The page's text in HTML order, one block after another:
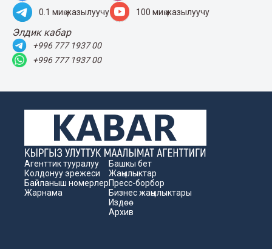
0.1 миң жазылуучу 100 миң жазылуучу
Элдик кабар
+996 777 1937 00
+996 777 1937 00
Агенттик тууралуу
Колдонуу эрежеси
Байланыш номерлер
Жарнама
Башкы бет
Жаңылыктар
Пресс-борбор
Бизнес жаңылыктары
Издөө
Архив